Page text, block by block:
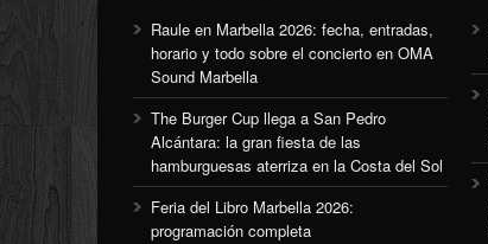
Raule en Marbella 2026: fecha, entradas,
horario y todo sobre el concierto en OMA
Sound Marbella
The Burger Cup llega a San Pedro
Alcántara: la gran fiesta de las
hamburguesas aterriza en la Costa del Sol
Feria del Libro Marbella 2026:
programación completa